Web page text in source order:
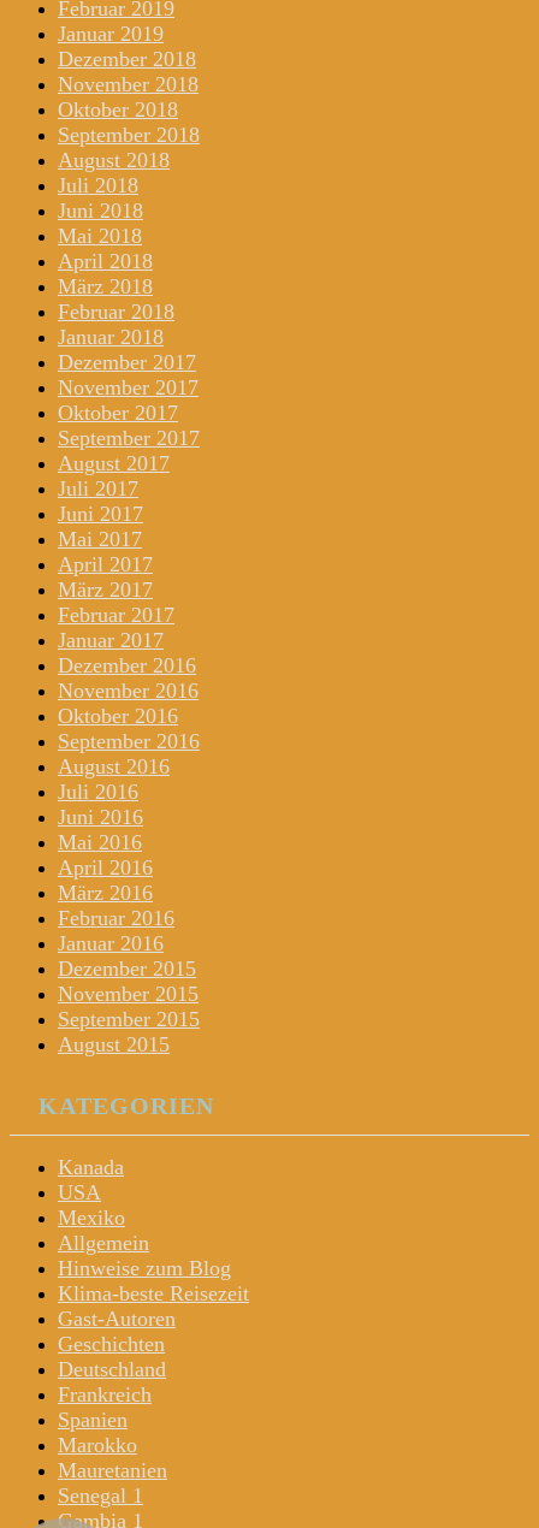
Februar 2019
Januar 2019
Dezember 2018
November 2018
Oktober 2018
September 2018
August 2018
Juli 2018
Juni 2018
Mai 2018
April 2018
März 2018
Februar 2018
Januar 2018
Dezember 2017
November 2017
Oktober 2017
September 2017
August 2017
Juli 2017
Juni 2017
Mai 2017
April 2017
März 2017
Februar 2017
Januar 2017
Dezember 2016
November 2016
Oktober 2016
September 2016
August 2016
Juli 2016
Juni 2016
Mai 2016
April 2016
März 2016
Februar 2016
Januar 2016
Dezember 2015
November 2015
September 2015
August 2015
KATEGORIEN
Kanada
USA
Mexiko
Allgemein
Hinweise zum Blog
Klima-beste Reisezeit
Gast-Autoren
Geschichten
Deutschland
Frankreich
Spanien
Marokko
Mauretanien
Senegal 1
Gambia 1